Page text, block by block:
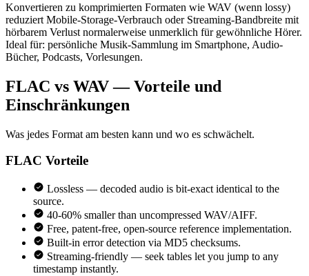
Konvertieren zu komprimierten Formaten wie WAV (wenn lossy)
reduziert Mobile-Storage-Verbrauch oder Streaming-Bandbreite mit
hörbarem Verlust normalerweise unmerklich für gewöhnliche Hörer.
Ideal für: persönliche Musik-Sammlung im Smartphone, Audio-
Bücher, Podcasts, Vorlesungen.
FLAC vs WAV — Vorteile und
Einschränkungen
Was jedes Format am besten kann und wo es schwächelt.
FLAC Vorteile
Lossless — decoded audio is bit-exact identical to the
source.
40-60% smaller than uncompressed WAV/AIFF.
Free, patent-free, open-source reference implementation.
Built-in error detection via MD5 checksums.
Streaming-friendly — seek tables let you jump to any
timestamp instantly.